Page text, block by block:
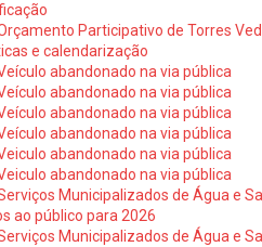
Participativo de Torres
e calendarização
abandonado na via pública
abandonado na via pública
abandonado na via pública
abandonado na via pública
abandonado na via pública
abandonado na via pública
Municipalizados de Água e
ao público para 2026
Municipalizados de Água e